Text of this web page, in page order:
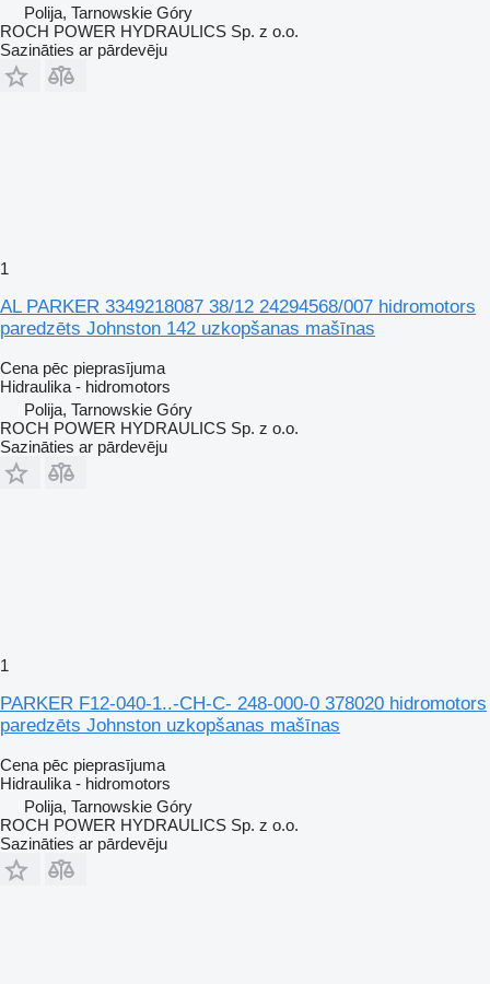
Polija, Tarnowskie Góry
ROCH POWER HYDRAULICS Sp. z o.o.
Sazināties ar pārdevēju
1
AL PARKER 3349218087 38/12 24294568/007 hidromotors
paredzēts Johnston 142 uzkopšanas mašīnas
Cena pēc pieprasījuma
Hidraulika - hidromotors
Polija, Tarnowskie Góry
ROCH POWER HYDRAULICS Sp. z o.o.
Sazināties ar pārdevēju
1
PARKER F12-040-1..-CH-C- 248-000-0 378020 hidromotors
paredzēts Johnston uzkopšanas mašīnas
Cena pēc pieprasījuma
Hidraulika - hidromotors
Polija, Tarnowskie Góry
ROCH POWER HYDRAULICS Sp. z o.o.
Sazināties ar pārdevēju